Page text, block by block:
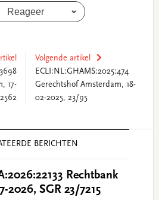
Reageer
17-
Volgende artikel
ECLI:NL:GHAMS:2025:474
Gerechtshof Amsterdam, 18-
02-2025, 23/95
BERICHTEN
Rechtbank
2026, SGR 23/7215